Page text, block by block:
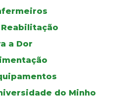
a Dor
do Minho